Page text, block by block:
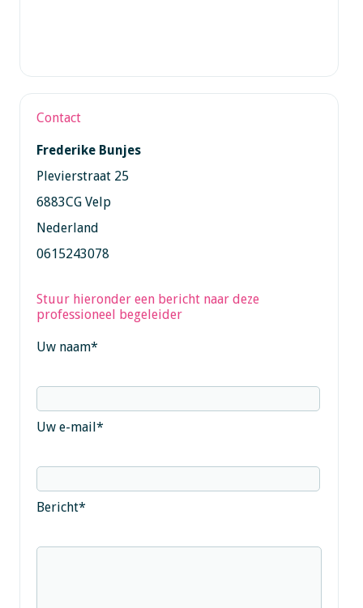
Contact
Frederike Bunjes
Plevierstraat 25
6883CG Velp
Nederland
0615243078
Stuur hieronder een bericht naar deze
professioneel begeleider
Uw naam*
Uw e-mail*
Bericht*